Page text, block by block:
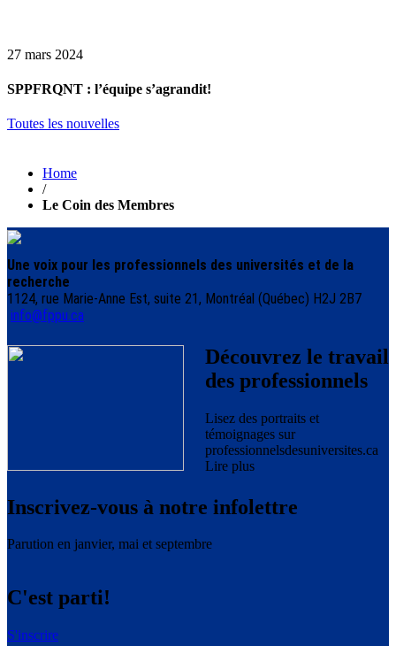
27 mars 2024
SPPFRQNT : l’équipe s’agrandit!
Toutes les nouvelles
Home
/
Le Coin des Membres
Une voix pour les professionnels des universités et de la
recherche
1124, rue Marie-Anne Est, suite 21, Montréal (Québec) H2J 2B7
info@fppu.ca
Découvrez le travail
des professionnels
Lisez des portraits et
témoignages sur
professionnelsdesuniversites.ca
Lire plus
Inscrivez-vous à notre infolettre
Parution en janvier, mai et septembre
C'est parti!
S'inscrire